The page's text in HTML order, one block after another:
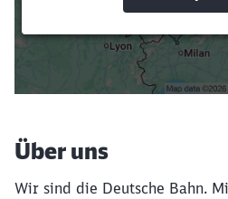
Suchbegriffe
Filter
Über uns
Wir sind die Deutsche Bahn.